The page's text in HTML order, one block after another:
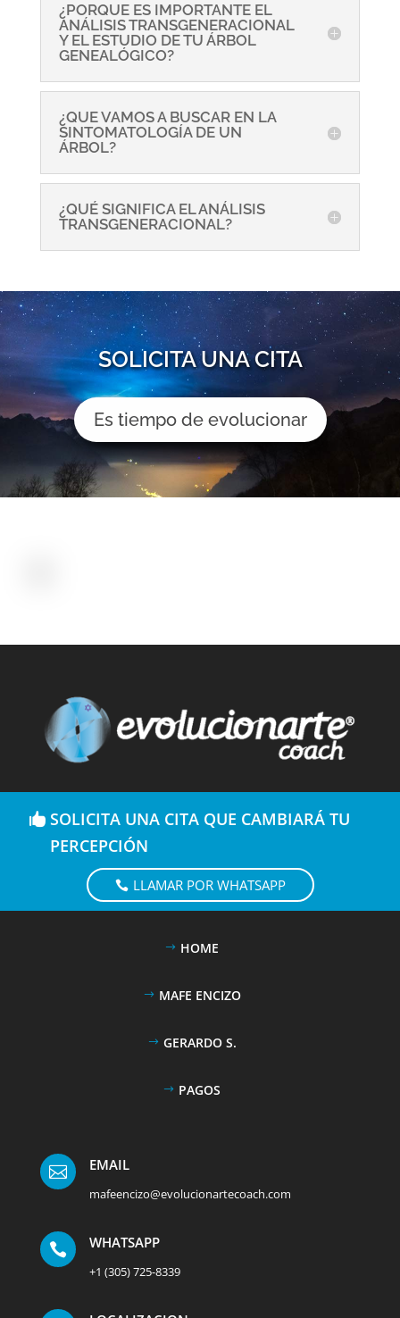
¿PORQUE ES IMPORTANTE EL
ANÁLISIS TRANSGENERACIONAL
Y EL ESTUDIO DE TU ÁRBOL
GENEALÓGICO?
¿QUE VAMOS A BUSCAR EN LA
SINTOMATOLOGÍA DE UN
ÁRBOL?
¿QUÉ SIGNIFICA EL ANÁLISIS
TRANSGENERACIONAL?
SOLICITA UNA CITA
Es tiempo de evolucionar
SOLICITA UNA CITA QUE CAMBIARÁ TU
PERCEPCIÓN
LLAMAR POR WHATSAPP
HOME
MAFE ENCIZO
GERARDO S.
PAGOS
 EMAIL
mafeencizo@evolucionartecoach.com
 WHATSAPP
+1 (305) 725-8339